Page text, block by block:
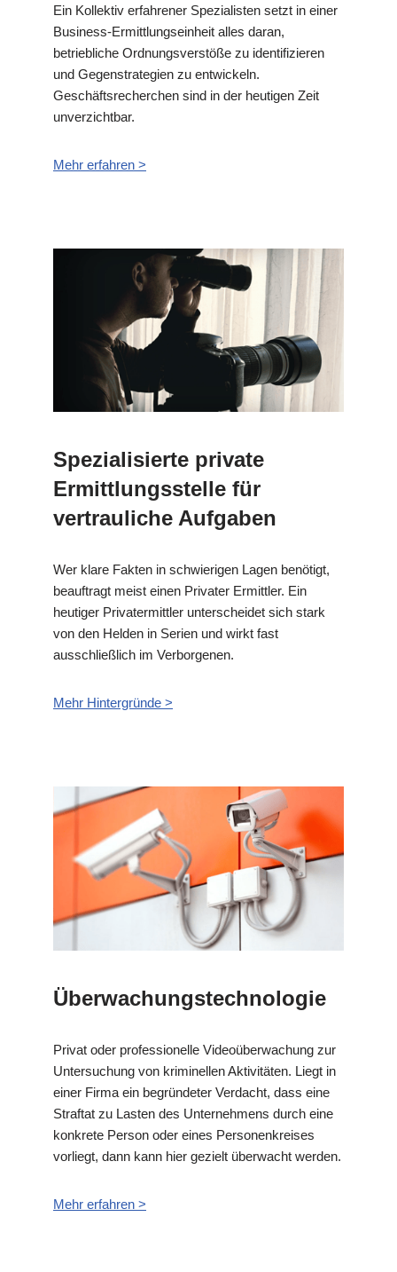
Ein Kollektiv erfahrener Spezialisten setzt in einer
Business-Ermittlungseinheit alles daran,
betriebliche Ordnungsverstöße zu identifizieren
und Gegenstrategien zu entwickeln.
Geschäftsrecherchen sind in der heutigen Zeit
unverzichtbar.
Mehr erfahren >
Spezialisierte private
Ermittlungsstelle für
vertrauliche Aufgaben
Wer klare Fakten in schwierigen Lagen benötigt,
beauftragt meist einen Privater Ermittler. Ein
heutiger Privatermittler unterscheidet sich stark
von den Helden in Serien und wirkt fast
ausschließlich im Verborgenen.
Mehr Hintergründe >
Überwachungstechnologie
Privat oder professionelle Videoüberwachung zur
Untersuchung von kriminellen Aktivitäten. Liegt in
einer Firma ein begründeter Verdacht, dass eine
Straftat zu Lasten des Unternehmens durch eine
konkrete Person oder eines Personenkreises
vorliegt, dann kann hier gezielt überwacht werden.
Mehr erfahren >